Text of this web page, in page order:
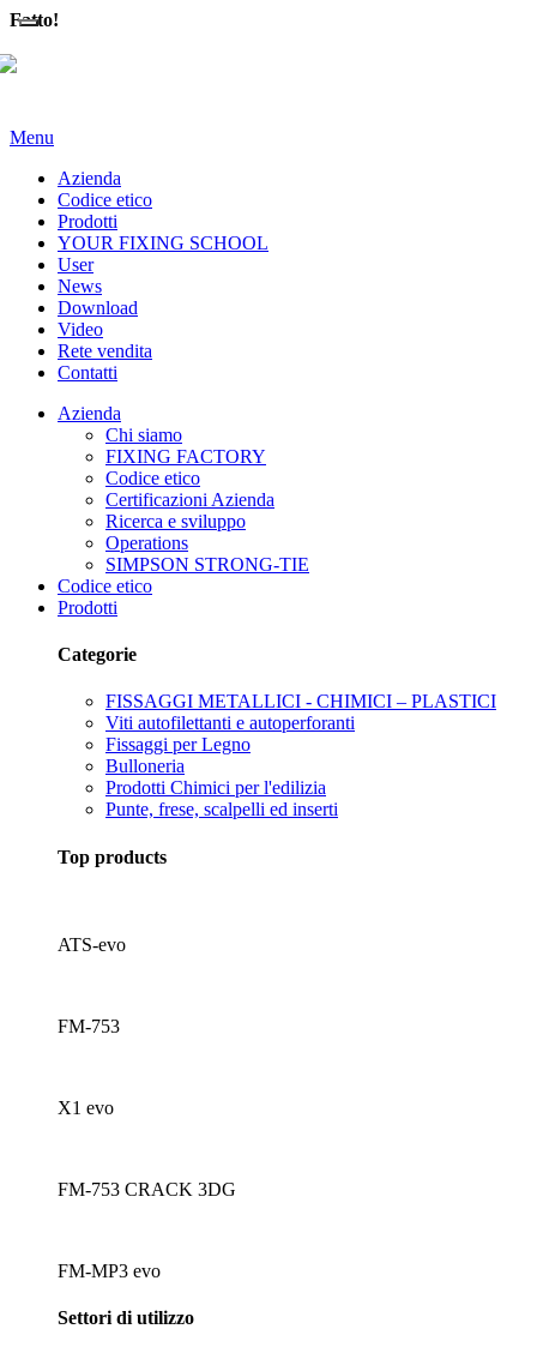
Fatto!
Menu
Azienda
Codice etico
Prodotti
YOUR FIXING SCHOOL
User
News
Download
Video
Rete vendita
Contatti
Azienda
Chi siamo
FIXING FACTORY
Codice etico
Certificazioni Azienda
Ricerca e sviluppo
Operations
SIMPSON STRONG-TIE
Codice etico
Prodotti
Categorie
FISSAGGI METALLICI - CHIMICI – PLASTICI
Viti autofilettanti e autoperforanti
Fissaggi per Legno
Bulloneria
Prodotti Chimici per l'edilizia
Punte, frese, scalpelli ed inserti
Top products
ATS-evo
FM-753
X1 evo
FM-753 CRACK 3DG
FM-MP3 evo
Settori di utilizzo